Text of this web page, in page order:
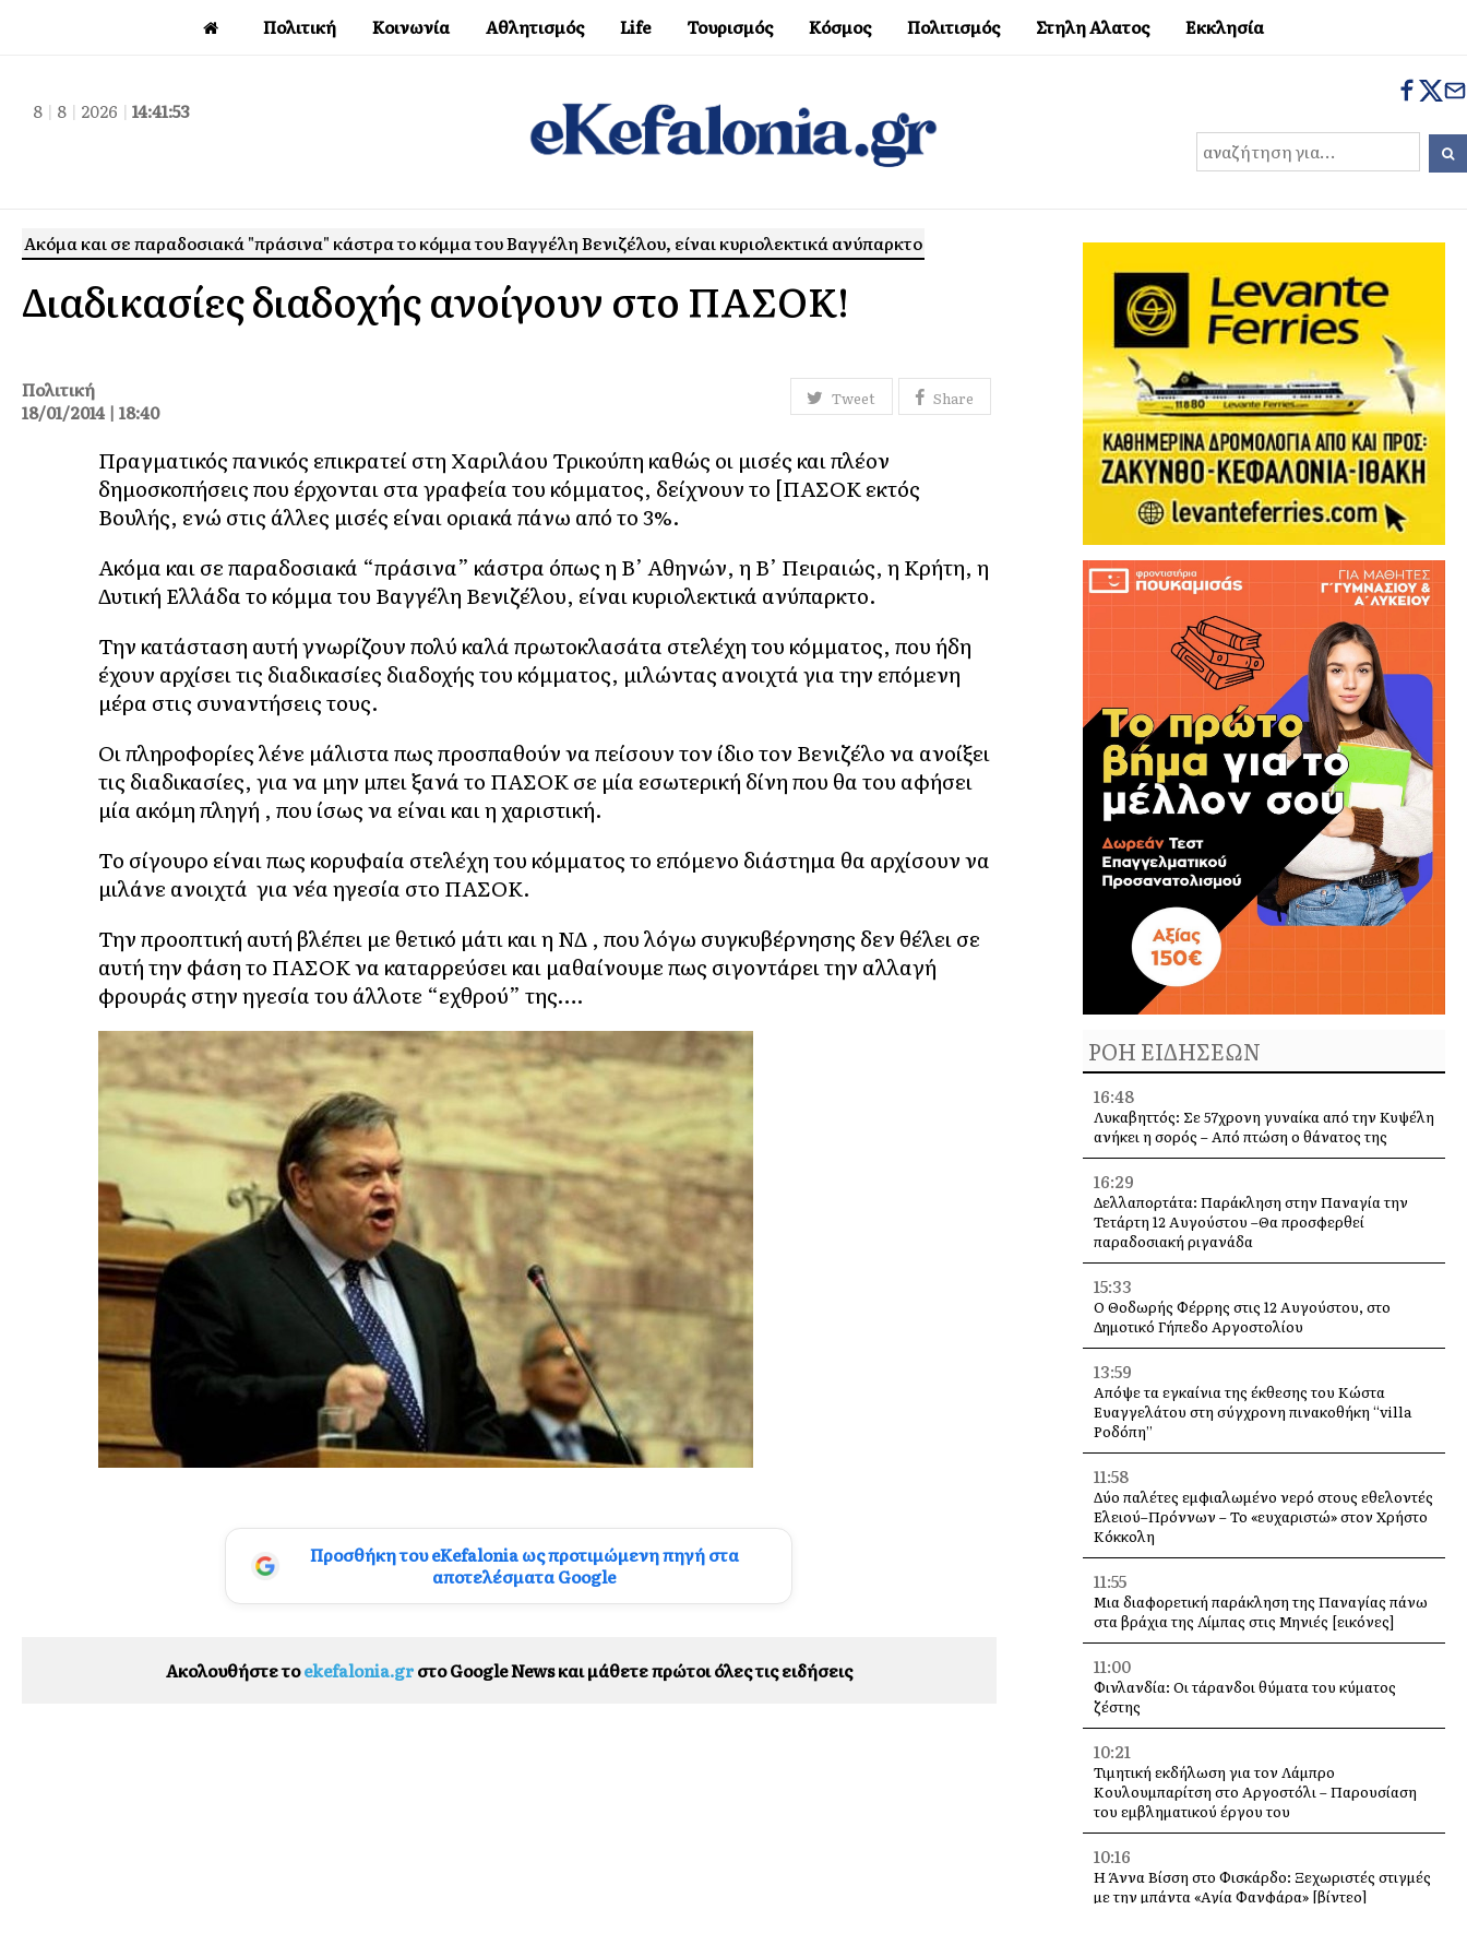
Πολιτική Κοινωνία Αθλητισμός Life Τουρισμός Κόσμος Πολιτισμός Στηλη Αλατος Εκκλησία
8 | 8 | 2026 | 14:41:54
Ακόμα και σε παραδοσιακά "πράσινα" κάστρα το κόμμα του Βαγγέλη Βενιζέλου, είναι κυριολεκτικά ανύπαρκτο
Διαδικασίες διαδοχής ανοίγουν στο ΠΑΣΟΚ!
Tweet Share
Πολιτική
18/01/2014 | 18:40
Πραγματικός πανικός επικρατεί στη Χαριλάου Τρικούπη καθώς οι μισές και πλέον
δημοσκοπήσεις που έρχονται στα γραφεία του κόμματος, δείχνουν το [ΠΑΣΟΚ εκτός
Βουλής, ενώ στις άλλες μισές είναι οριακά πάνω από το 3%.
Ακόμα και σε παραδοσιακά “πράσινα” κάστρα όπως η Β’ Αθηνών, η Β’ Πειραιώς, η Κρήτη, η
Δυτική Ελλάδα το κόμμα του Βαγγέλη Βενιζέλου, είναι κυριολεκτικά ανύπαρκτο.
Την κατάσταση αυτή γνωρίζουν πολύ καλά πρωτοκλασάτα στελέχη του κόμματος, που ήδη
έχουν αρχίσει τις διαδικασίες διαδοχής του κόμματος, μιλώντας ανοιχτά για την επόμενη
μέρα στις συναντήσεις τους.
Οι πληροφορίες λένε μάλιστα πως προσπαθούν να πείσουν τον ίδιο τον Βενιζέλο να ανοίξει
τις διαδικασίες, για να μην μπει ξανά το ΠΑΣΟΚ σε μία εσωτερική δίνη που θα του αφήσει
μία ακόμη πληγή , που ίσως να είναι και η χαριστική.
Το σίγουρο είναι πως κορυφαία στελέχη του κόμματος το επόμενο διάστημα θα αρχίσουν να
μιλάνε ανοιχτά για νέα ηγεσία στο ΠΑΣΟΚ.
Την προοπτική αυτή βλέπει με θετικό μάτι και η ΝΔ , που λόγω συγκυβέρνησης δεν θέλει σε
αυτή την φάση το ΠΑΣΟΚ να καταρρεύσει και μαθαίνουμε πως σιγοντάρει την αλλαγή
φρουράς στην ηγεσία του άλλοτε “εχθρού” της….
Προσθήκη του eKefalonia ως προτιμώμενη πηγή στα
αποτελέσματα Google
Ακολουθήστε τοekefalonia.grστο Google News και μάθετε πρώτοι όλες τις ειδήσεις
ΡΟΗ ΕΙΔΗΣΕΩΝ
16:48
Λυκαβηττός: Σε 57χρονη γυναίκα από την Κυψέλη
ανήκει η σορός – Από πτώση ο θάνατος της
16:29
Δελλαπορτάτα: Παράκληση στην Παναγία την
Τετάρτη 12 Αυγούστου –Θα προσφερθεί
παραδοσιακή ριγανάδα
15:33
Ο Θοδωρής Φέρρης στις 12 Αυγούστου, στο
Δημοτικό Γήπεδο Αργοστολίου
13:59
Απόψε τα εγκαίνια της έκθεσης του Κώστα
Ευαγγελάτου στη σύγχρονη πινακοθήκη “villa
Ροδόπη”
11:58
Δύο παλέτες εμφιαλωμένο νερό στους εθελοντές
Ελειού–Πρόννων – Το «ευχαριστώ» στον Χρήστο
Κόκκολη
11:55
Μια διαφορετική παράκληση της Παναγίας πάνω
στα βράχια της Λίμπας στις Μηνιές [εικόνες]
11:00
Φινλανδία: Οι τάρανδοι θύματα του κύματος
ζέστης
10:21
Τιμητική εκδήλωση για τον Λάμπρο
Κουλουμπαρίτση στο Αργοστόλι – Παρουσίαση
του εμβληματικού έργου του
10:16
Η Άννα Βίσση στο Φισκάρδο: Ξεχωριστές στιγμές
με την μπάντα «Αγία Φανφάρα» [βίντεο]